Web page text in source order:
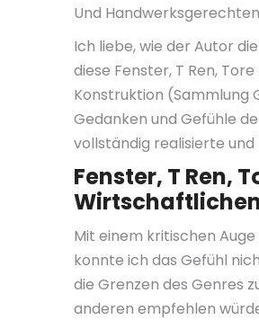
Und
Ich liebe, wie der Autor
diese Fenster, T Ren,
Konstruktion (Sammlung
Gedanken und Gefühle
vollständig realisierte
Fenster, T Ren,
Mit einem kritischen
konnte ich das Gefühl
die Grenzen des Genres
anderen empfehlen